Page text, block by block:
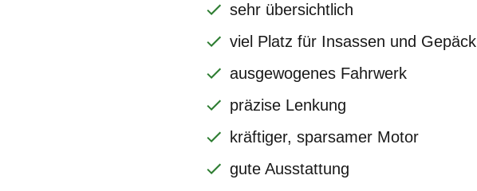
sehr übersichtlich
viel Platz für Insassen und Gepäck
ausgewogenes Fahrwerk
präzise Lenkung
kräftiger, sparsamer Motor
gute Ausstattung